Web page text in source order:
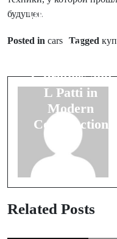
будущее.
Posted in cars Tagged
Understanding
and
L Profiles and
L Patti in
Modern
Construction
Related Posts